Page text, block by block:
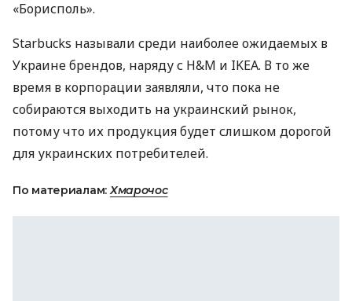
«Борисполь».
Starbucks называли среди наиболее ожидаемых в
Украине брендов, наряду с H&M и IKEA. В то же
время в корпорации заявляли, что пока не
собираются выходить на украинский рынок,
потому что их продукция будет слишком дорогой
для украинских потребителей.
По материалам:Хмарочос